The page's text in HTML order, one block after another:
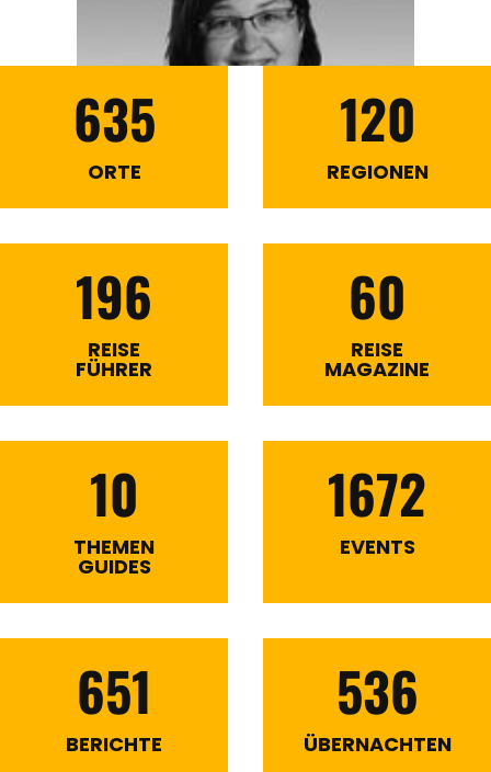
635
ORTE
120
REGIONEN
196
REISE
FÜHRER
60
REISE
MAGAZINE
10
THEMEN
GUIDES
1672
EVENTS
651
BERICHTE
536
ÜBERNACHTEN